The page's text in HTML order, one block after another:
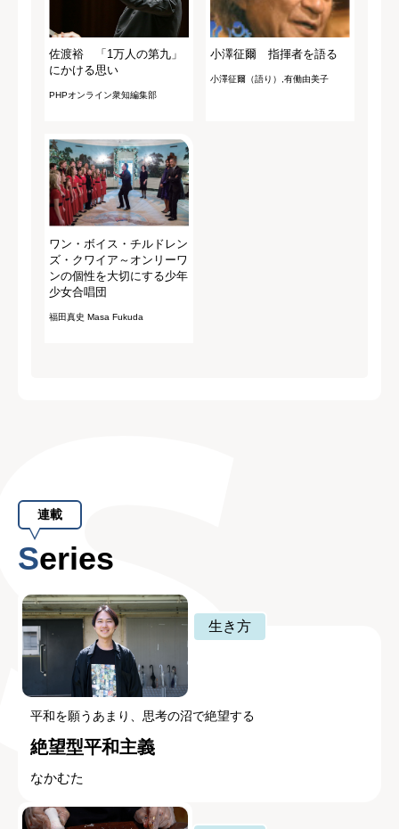
佐渡裕 「1万人の第九」
にかける思い
PHPオンライン衆知編集部
小澤征爾 指揮者を語る
小澤征爾（語り）,有働由美子
ワン・ボイス・チルドレン
ズ・クワイア～オンリーワ
ンの個性を大切にする少年
少女合唱団
福田真史 Masa Fukuda
連載
Series
生き方
平和を願うあまり、思考の沼で絶望する
絶望型平和主義
なかむた